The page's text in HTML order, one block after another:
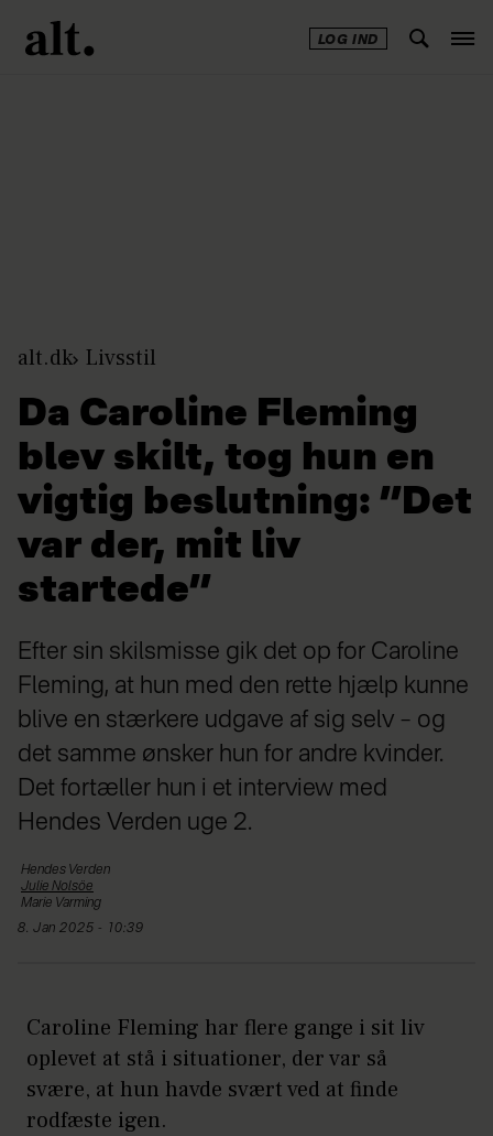
LOG IND
alt.dk Livsstil
Da Caroline Fleming
blev skilt, tog hun en
vigtig beslutning: ”Det
var der, mit liv
startede”
Efter sin skilsmisse gik det op for Caroline
Fleming, at hun med den rette hjælp kunne
blive en stærkere udgave af sig selv – og
det samme ønsker hun for andre kvinder.
Det fortæller hun i et interview med
Hendes Verden uge 2.
Hendes Verden
Julie Nolsöe
Marie Varming
8. Jan 2025 - 10:39
Caroline Fleming har flere gange i sit liv
oplevet at stå i situationer, der var så
svære, at hun havde svært ved at finde
rodfæste igen.